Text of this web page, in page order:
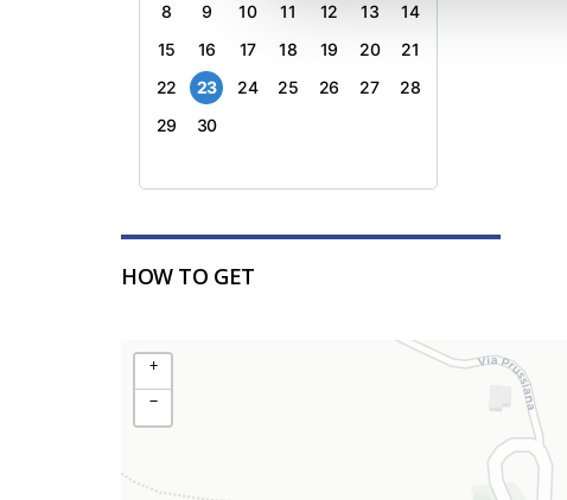
8
9 10 11 12 13
14
15
16 17 18 19 20
21
22
23 24 25 26 27
28
29
30
HOW TO GET
+
−